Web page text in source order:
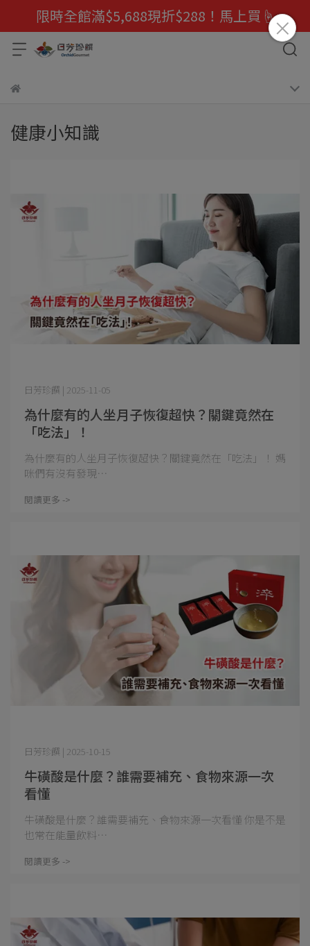
限時全館滿$5,688現折$288！馬上買☝️
健康小知識
為什麼有的人坐月子恢復超快？關鍵竟然在
「吃法」！
日芳珍饌 | 2025-11-05
為什麼有的人坐月子恢復超快？關鍵竟然在「吃法」！ 媽
咪們有沒有發現⋯
閱讀更多 ->
牛磺酸是什麼？誰需要補充、食物來源一次
看懂
日芳珍饌 | 2025-10-15
牛磺酸是什麼？誰需要補充、食物來源一次看懂 你是不是
也常在能量飲料⋯
閱讀更多 ->